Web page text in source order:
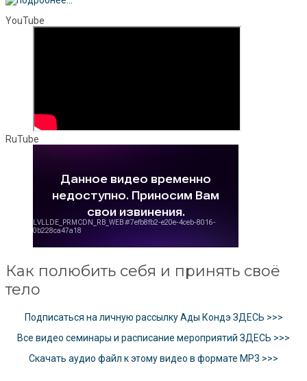
YouTube
RuTube
Как полюбить себя и принять своё
тело
Подписаться на личную рассылку Ады Кондэ ЗДЕСЬ >>>
Все видео семинары и расписание мероприятий ЗДЕСЬ >>>
Скачать аудио файл к этому видео в формате MP3 >>>